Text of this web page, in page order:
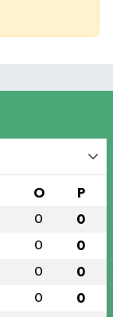
O P
0 0
0 0
0 0
0 0